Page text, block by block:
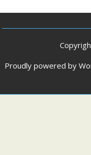
Proudly powered by